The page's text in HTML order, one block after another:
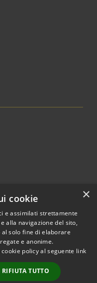
© 2026 • Comune di
Zumpano • Powered by
Municipium
Accesso
redazione
×
cookie
e assimilati strettamente
alla navigazione del sito,
solo fine di elaborare
e anonime.
policy al seguente link
RIFIUTA TUTTO